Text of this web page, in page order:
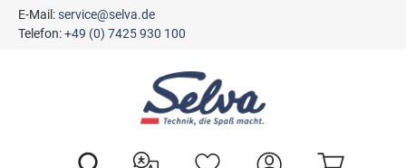
springen
E-Mail:service@selva.de
Telefon:+49 (0) 7425 930 100